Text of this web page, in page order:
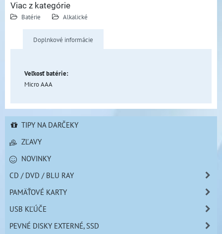
Viac z kategórie
Batérie Alkalické
Doplnkové informácie
Veľkosť batérie:
Micro AAA
TIPY NA DARČEKY
ZĽAVY
NOVINKY
CD / DVD / BLU RAY
PAMÄŤOVÉ KARTY
USB KĽÚČE
PEVNÉ DISKY EXTERNÉ, SSD